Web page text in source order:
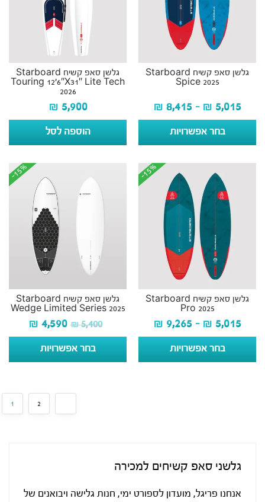
גלשן סאפ קשיח Starboard
Spice 2025
₪ 5,015
–
₪ 8,415
בחר אפשרויות
גלשן סאפ קשיח Starboard
Touring 12’6″X31″ Lite Tech
2026
₪ 5,900
הוספה לסל
-15%
-15%
גלשן סאפ קשיח Starboard
Pro 2025
₪ 5,015
–
₪ 9,265
בחר אפשרויות
-15%
-15%
גלשן סאפ קשיח Starboard
Wedge Limited Series 2025
₪5,400
₪ 4,590
בחר אפשרויות
1 2
גלשני סאפ קשיחים למכירה
אנחנו פריגל, מועדון לספורט ימי, חנות גלישה ויבואנים של